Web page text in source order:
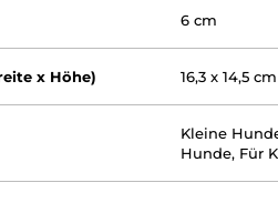
6 cm
x Höhe) 16,3 x 14,5 cm
Kleine
Hunde, Für